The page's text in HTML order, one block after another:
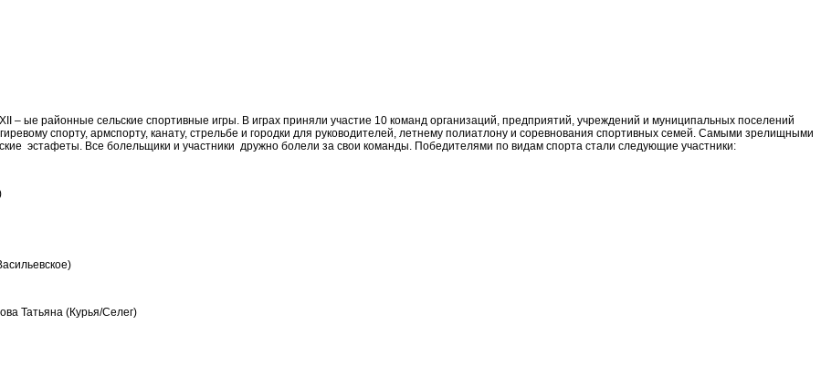
– ые районные сельские спортивные игры. В играх приняли участие 10 команд организаций, предприятий, учреждений и муниципальных поселений
спорту, армспорту, канату, стрельбе и городки для руководителей, летнему полиатлону и соревнования спортивных семей. Самыми зрелищными
эстафеты. Все болельщики и участники дружно болели за свои команды. Победителями по видам спорта стали следующие участники:
Татьяна (Курья/Селег)